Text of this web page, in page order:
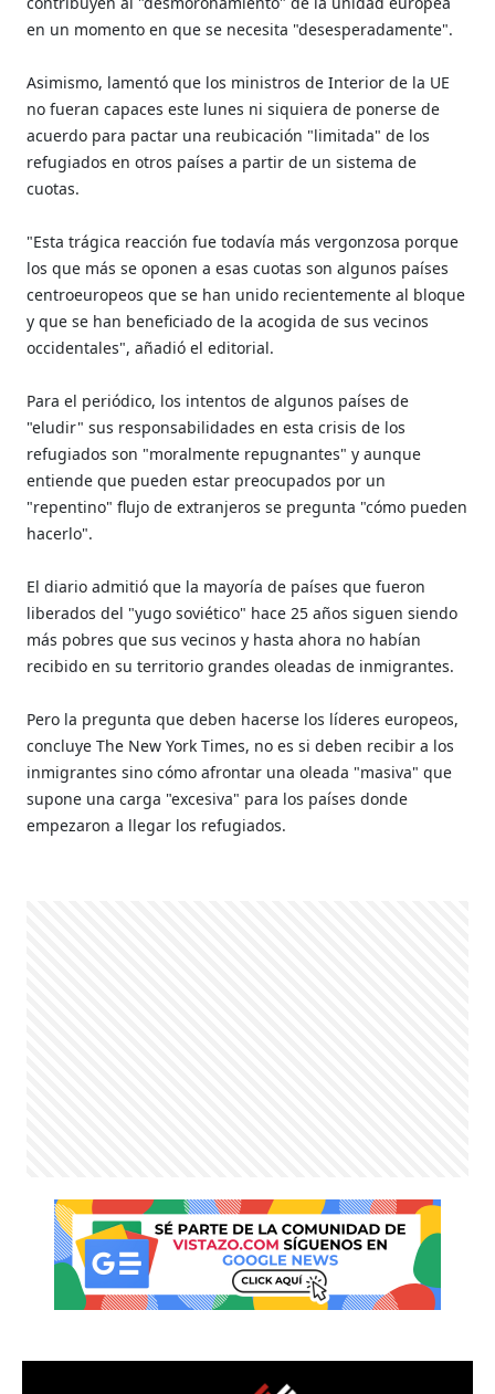
en un momento en que se necesita "desesperadamente".
Asimismo, lamentó que los ministros de Interior de la UE
no fueran capaces este lunes ni siquiera de ponerse de
acuerdo para pactar una reubicación "limitada" de los
refugiados en otros países a partir de un sistema de
cuotas.
"Esta trágica reacción fue todavía más vergonzosa porque
los que más se oponen a esas cuotas son algunos países
centroeuropeos que se han unido recientemente al bloque
y que se han beneficiado de la acogida de sus vecinos
occidentales", añadió el editorial.
Para el periódico, los intentos de algunos países de
"eludir" sus responsabilidades en esta crisis de los
refugiados son "moralmente repugnantes" y aunque
entiende que pueden estar preocupados por un
"repentino" flujo de extranjeros se pregunta "cómo pueden
hacerlo".
El diario admitió que la mayoría de países que fueron
liberados del "yugo soviético" hace 25 años siguen siendo
más pobres que sus vecinos y hasta ahora no habían
recibido en su territorio grandes oleadas de inmigrantes.
Pero la pregunta que deben hacerse los líderes europeos,
concluye The New York Times, no es si deben recibir a los
inmigrantes sino cómo afrontar una oleada "masiva" que
supone una carga "excesiva" para los países donde
empezaron a llegar los refugiados.